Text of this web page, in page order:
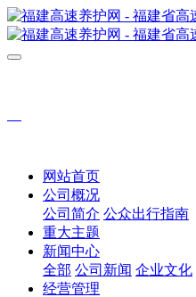
网站首页
公司概况
公司简介 公众出行指南
重大主题
新闻中心
全部 公司新闻 企业文化
经营管理